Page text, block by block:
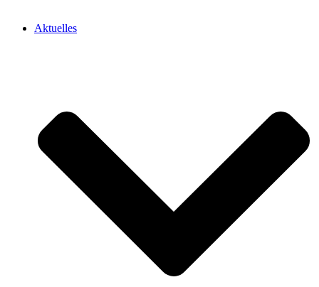
Aktuelles